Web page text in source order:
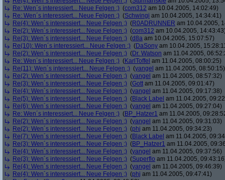
Re: Wen´s interessiert... Neue Felgen ;) (com312 am 10.04.2005, 14:02:49)
Re: Wen´s interessiert... Neue Felgen ;) (Schwingi am 10.04.2005, 14:34:41)
Re(4): Wen´s interessiert... Neue Felgen ;) (R0ADRUNNER am 10.04.2005,
Re(2): Wen´s interessiert... Neue Felgen ;) (com312 am 10.04.2005,
Re(3): Wen´s interessiert... Neue Felgen ;) (d8a am 10.04.2005, 15:07:57)
Re(10): Wen´s interessiert... Neue Felgen ;) (DaSony am 10.04.2005,
Re(2): Wen´s interessiert... Neue Felgen ;) (Dr. Watson am 11.04.2005,
Re: Wen´s interessiert... Neue Felgen ;) (KarlToffel am 11.04.2005, 08:00:25)
Re(11): Wen´s interessiert... Neue Felgen ;) (yangel am 11.04.2005, 08:50:15)
Re(2): Wen´s interessiert... Neue Felgen ;) (yangel am 11.04.2005, 08:57:32)
Re(3): Wen´s interessiert... Neue Felgen ;) (Gott am 11.04.2005, 09:01:47)
Re(4): Wen´s interessiert... Neue Felgen ;) (yangel am 11.04.2005, 09:17:38)
Re(5): Wen´s interessiert... Neue Felgen ;) (Black Label am 11.04.2005,
Re(6): Wen´s interessiert... Neue Felgen ;) (yangel am 11.04.2005, 09:27:04)
Re: Wen´s interessiert... Neue Felgen ;) (BP_Hatzer1 am 11.04.2005,
Re(2): Wen´s interessiert... Neue Felgen ;) (yangel am 11.04.2005, 09:31:03)
Re(2): Wen´s interessiert... Neue Felgen ;) (phj am 11.04.2005, 09:34:23)
Re(7): Wen´s interessiert... Neue Felgen ;) (Black Label am 11.04.2005,
Re(3): Wen´s interessiert... Neue Felgen ;) (BP_Hatzer1 am 11.04.2005,
Re(4): Wen´s interessiert... Neue Felgen ;) (yangel am 11.04.2005, 09:37:56)
Re(3): Wen´s interessiert... Neue Felgen ;) (Superflo am 11.04.2005,
Re(4): Wen´s interessiert... Neue Felgen ;) (yangel am 11.04.2005, 09:46:39)
Re(4): Wen´s interessiert... Neue Felgen ;) (phj am 11.04.2005, 09:47:41)